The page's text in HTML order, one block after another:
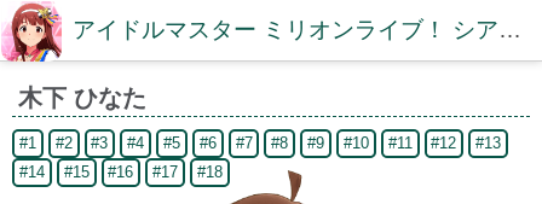
アイドルマスター ミリオンライブ！ シアターデイズDB【ミリシタDB】
木下 ひなた
#1 #2 #3 #4 #5 #6 #7 #8 #9 #10 #11 #12
#13
#14
#15 #16 #17 #18